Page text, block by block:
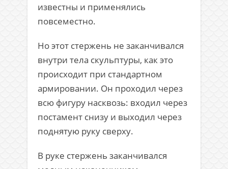
известны и применялись
повсеместно.
Но этот стержень не заканчивался
внутри тела скульптуры, как это
происходит при стандартном
армировании. Он проходил через
всю фигуру насквозь: входил через
постамент снизу и выходил через
поднятую руку сверху.
В руке стержень заканчивался